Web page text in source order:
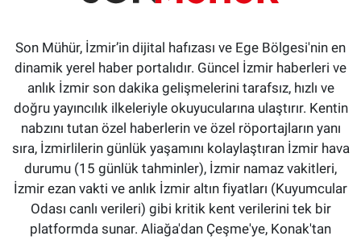
Son Mühür, İzmir’in dijital hafızası ve Ege Bölgesi'nin en
dinamik yerel haber portalıdır. Güncel İzmir haberleri ve
anlık İzmir son dakika gelişmelerini tarafsız, hızlı ve
doğru yayıncılık ilkeleriyle okuyucularına ulaştırır. Kentin
nabzını tutan özel haberlerin ve özel röportajların yanı
sıra, İzmirlilerin günlük yaşamını kolaylaştıran İzmir hava
durumu (15 günlük tahminler), İzmir namaz vakitleri,
İzmir ezan vakti ve anlık İzmir altın fiyatları (Kuyumcular
Odası canlı verileri) gibi kritik kent verilerini tek bir
platformda sunar. Aliağa'dan Çeşme'ye, Konak'tan